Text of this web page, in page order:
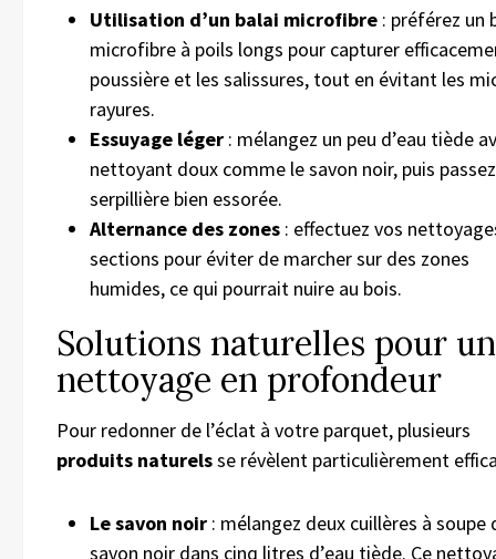
Utilisation d’un balai microfibre : préférez un
microfibre à poils longs pour capturer
poussière et les salissures, tout en évitant les
rayures.
Essuyage léger : mélangez un peu d’eau tiède
nettoyant doux comme le savon noir, puis
serpillière bien essorée.
Alternance des zones : effectuez vos
sections pour éviter de marcher sur des zones
humides, ce qui pourrait nuire au bois.
Solutions naturelles pour un
nettoyage en profondeur
Pour redonner de l’éclat à votre parquet, plusieurs
produits naturelsse révèlent particulièrement
Le savon noir : mélangez deux cuillères à soupe
savon noir dans cinq litres d’eau tiède. Ce